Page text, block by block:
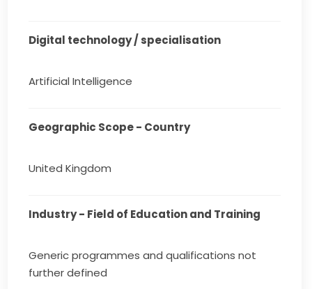
Digital technology / specialisation
Artificial Intelligence
Geographic Scope - Country
United Kingdom
Industry - Field of Education and Training
Generic programmes and qualifications not
further defined